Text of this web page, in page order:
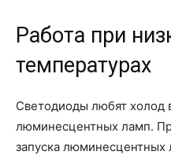
Работа при
температурах
Светодиоды любят холод
люминесцентных ламп.
запуска люминесцентных